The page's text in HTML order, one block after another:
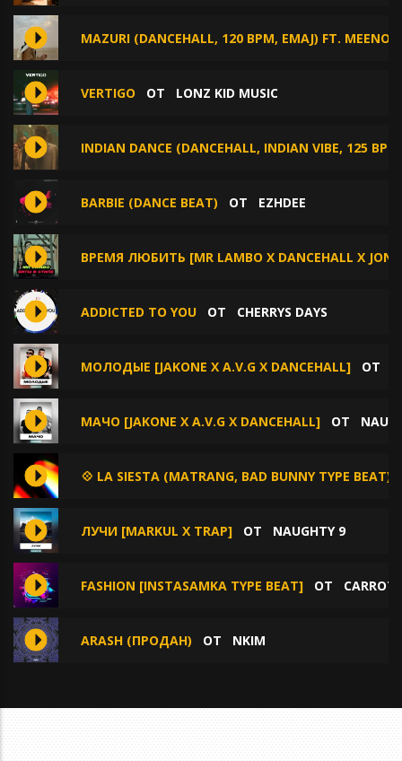
MAZURI (DANCEHALL, 120 BPM, EMAJ) FT.
VERTIGO ОТ LONZ KID MUSIC
INDIAN DANCE (DANCEHALL, INDIAN VIBE, 125
BARBIE (DANCE BEAT) ОТ EZHDEE
ВРЕМЯ ЛЮБИТЬ [MR LAMBO X DANCEHALL X
ADDICTED TO YOU ОТ CHERRYS DAYS
МОЛОДЫЕ [JAKONE X A.V.G X DANCEHALL] ОТ
МАЧО [JAKONE X A.V.G X DANCEHALL] ОТ
💠 LA SIESTA (MATRANG, BAD BUNNY TYPE BEAT)
ЛУЧИ [MARKUL X TRAP] ОТ NAUGHTY 9
FASHION [INSTASAMKA TYPE BEAT] ОТ
ARASH (ПРОДАН) ОТ NKIM